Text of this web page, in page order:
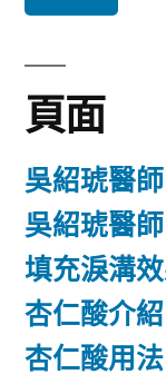
鍵
字:
頁面
吳紹琥醫
吳紹琥醫
填充淚溝
杏仁酸介紹
杏仁酸用法